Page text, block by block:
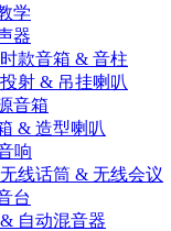
学
器
款音箱 & 音柱
射 & 吊挂喇叭
音箱
& 造型喇叭
响
线话筒 & 无线会议
台
自动混音器